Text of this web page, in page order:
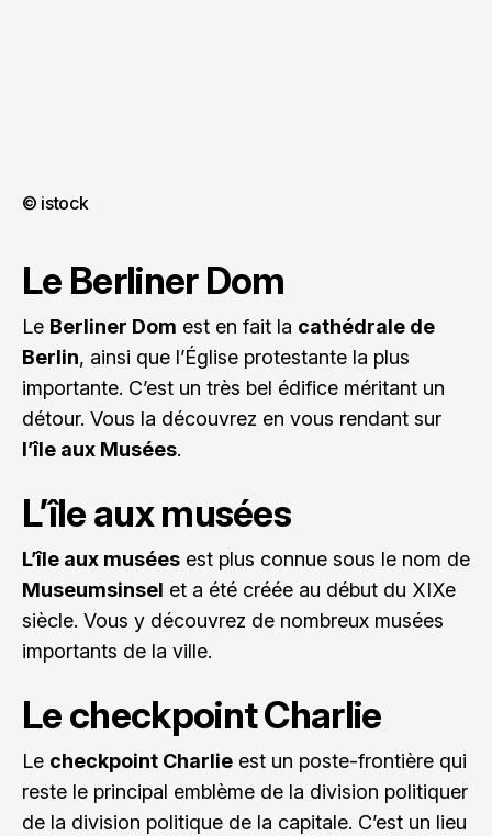
© istock
Le Berliner Dom
Le Berliner Dom est en fait la cathédrale de
Berlin, ainsi que l’Église protestante la plus
importante. C’est un très bel édifice méritant un
détour. Vous la découvrez en vous rendant sur
l’île aux Musées.
L’île aux musées
L’île aux musées est plus connue sous le nom de
Museumsinsel et a été créée au début du XIXe
siècle. Vous y découvrez de nombreux musées
importants de la ville.
Le checkpoint Charlie
Le checkpoint Charlie est un poste-frontière qui
reste le principal emblème de la division politiquer
de la division politique de la capitale. C’est un lieu